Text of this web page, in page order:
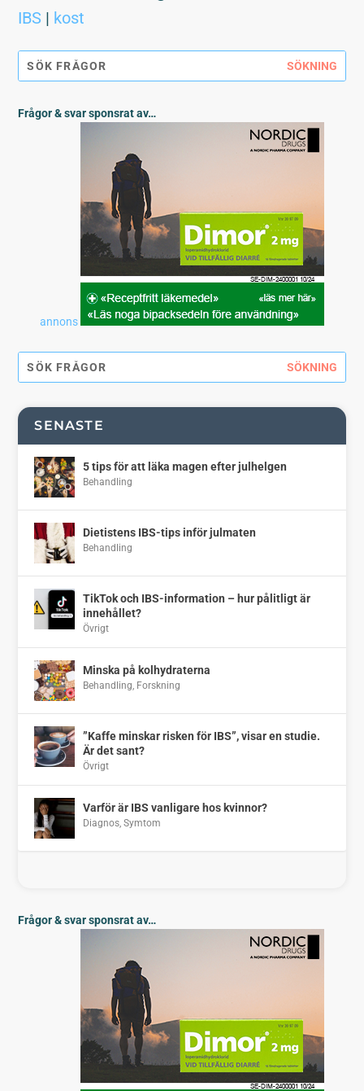
IBS | kost
Frågor & svar sponsrat av…
annons
SENASTE
5 tips för att läka magen efter julhelgen
Behandling
Dietistens IBS-tips inför julmaten
Behandling
TikTok och IBS-information – hur pålitligt är
innehållet?
Övrigt
Minska på kolhydraterna
Behandling Forskning
”Kaffe minskar risken för IBS”, visar en studie.
Är det sant?
Övrigt
Varför är IBS vanligare hos kvinnor?
Diagnos ,Symtom
Frågor & svar sponsrat av…